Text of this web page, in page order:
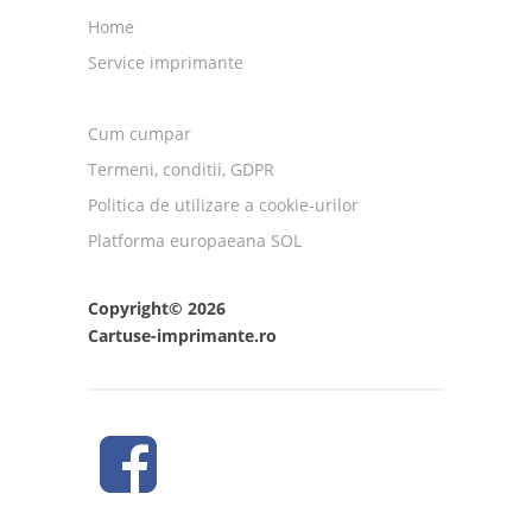
Home
Service imprimante
Cum cumpar
Termeni, conditii, GDPR
Politica de utilizare a cookie-urilor
Platforma europaeana SOL
Copyright© 2026
Cartuse-imprimante.ro